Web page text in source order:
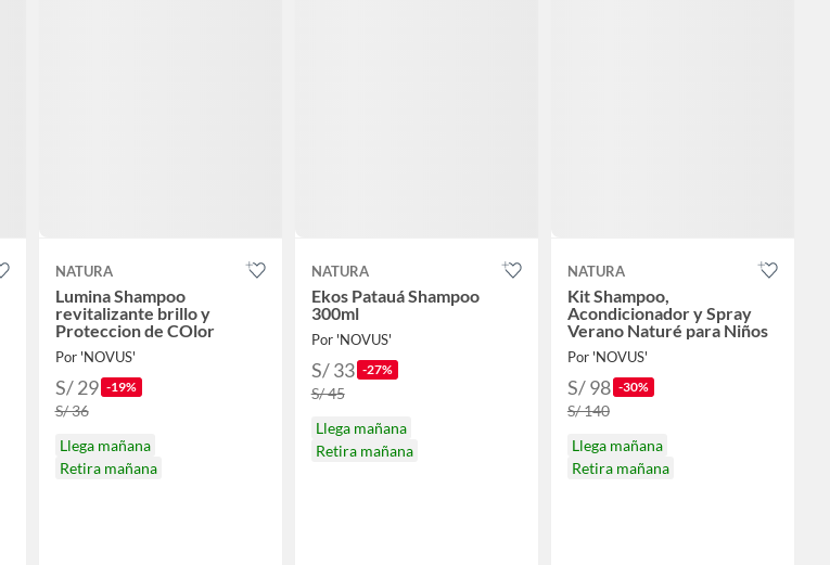
NATURA
Lumina Shampoo
revitalizante brillo y
Proteccion de COlor
Por 'NOVUS'
S/ 29 -19%
S/ 36
Llega mañana
Retira mañana
NATURA
Ekos Patauá Shampoo
300ml
Por 'NOVUS'
S/ 33 -27%
S/ 45
Llega mañana
Retira mañana
NATURA
Kit Shampoo,
Acondicionador y Spray
Verano Naturé para Niños
Por 'NOVUS'
S/ 98 -30%
S/ 140
Llega mañana
Retira mañana